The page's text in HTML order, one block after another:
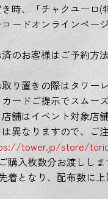
時、「チャクユーロ(
ードオンラインペー
のお客様はご予約方
り置きの際はタワー
ードご提示でスムー
舗はイベント対象店
異なりますので、ご
tower.jp/store/
入枚数分お渡ししま
となり、配布数に